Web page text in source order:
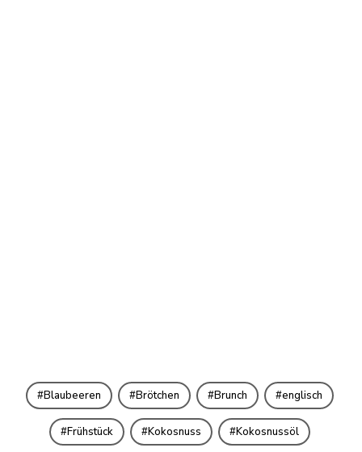
Blaubeeren Brötchen Brunch englisch
Frühstück Kokosnuss Kokosnussöl